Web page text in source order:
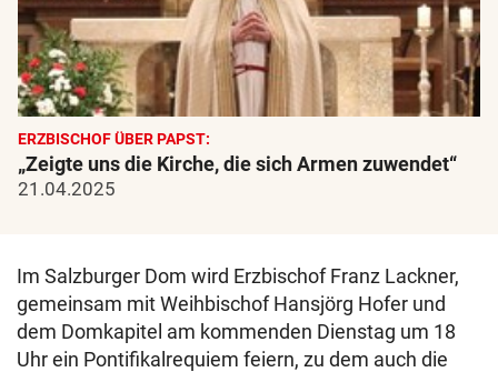
ERZBISCHOF ÜBER PAPST:
„Zeigte uns die Kirche, die sich Armen zuwendet“
21.04.2025
Im Salzburger Dom wird Erzbischof Franz Lackner,
gemeinsam mit Weihbischof Hansjörg Hofer und
dem Domkapitel am kommenden Dienstag um 18
Uhr ein Pontifikalrequiem feiern, zu dem auch die